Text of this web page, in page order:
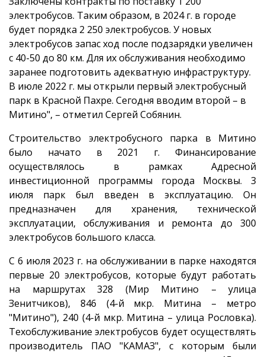
электробусов. Таким образом, в 2024 г. в городе
будет порядка 2 250 электробусов. У новых
электробусов запас ход после подзарядки увеличен
с 40-50 до 80 км. Для их обслуживания необходимо
заранее подготовить адекватную инфраструктуру.
В июле 2022 г. мы открыли первый электробусный
парк в Красной Пахре. Сегодня вводим второй – в
Митино", – отметил Сергей Собянин.
Строительство электробусного парка в Митино
было начато в 2021 г. Финансирование
осуществлялось в рамках Адресной
инвестиционной программы города Москвы. 3
июля парк был введен в эксплуатацию. Он
предназначен для хранения, технической
эксплуатации, обслуживания и ремонта до 300
электробусов большого класса.
С 6 июля 2023 г. на обслуживании в парке находятся
первые 20 электробусов, которые будут работать
на маршрутах 328 (Мир Митино – улица
Зенитчиков), 846 (4-й мкр. Митина – метро
"Митино"), 240 (4-й мкр. Митина – улица Рословка).
Техобслуживание электробусов будет осуществлять
производитель ПАО "КАМАЗ", с которым были